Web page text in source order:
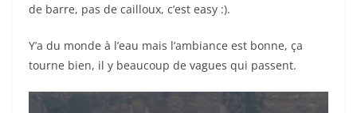
de barre, pas de cailloux, c’est easy :).
Y’a du monde à l’eau mais l’ambiance est bonne, ça
tourne bien, il y beaucoup de vagues qui passent.